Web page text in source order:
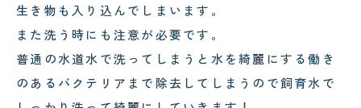
生き物も入り込んでしまいます。
また洗う時にも注意が必要です。
普通の水道水で洗ってしまうと水を綺麗にする働き
のあるバクテリアまで除去してしまうので飼育水で